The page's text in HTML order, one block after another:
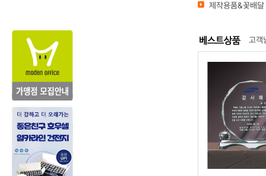
제작용품&꽃배
고객